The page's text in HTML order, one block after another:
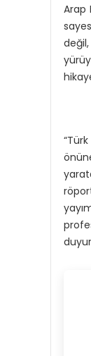
Arap